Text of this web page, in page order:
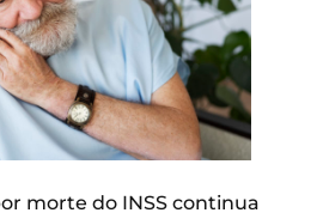
morte do INSS continua